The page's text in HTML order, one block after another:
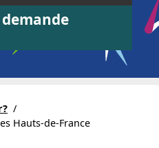
/
Hauts-de-France